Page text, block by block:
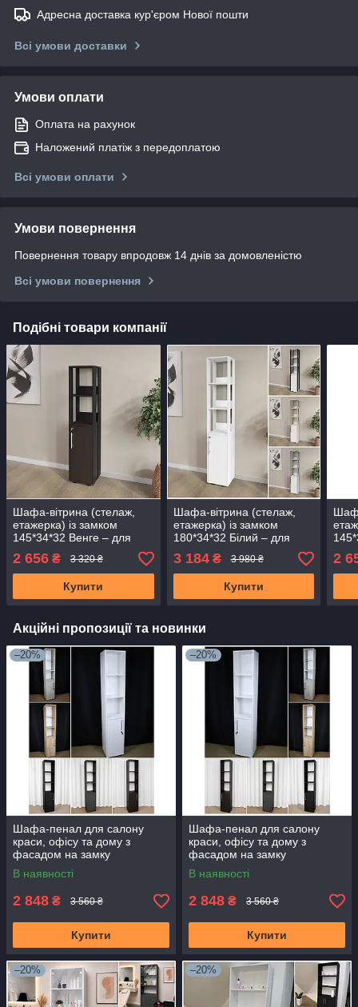
Адресна доставка кур'єром Нової пошти
Всі умови доставки
Умови оплати
Оплата на рахунок
Наложений платіж з передоплатою
Всі умови оплати
Умови повернення
Повернення товару впродовж 14 днів за домовленістю
Всі умови повернення
Подібні товари компанії
Шафа-вітрина (стелаж,
етажерка) із замком
145*34*32 Венге – для
дому, офісу, салону,
лабораторії,ванної
2 656 ₴ 3 320 ₴
Купити
Шафа-вітрина (стелаж,
етажерка) із замком
180*34*32 Білий – для
дому, офісу, салону,
лабораторії, ванної
3 184₴ 3 980 ₴
Купити
для
2
Акційні пропозиції та новинки
–20%
Шафа-пенал для салону
краси, офісу та дому з
фасадом на замку
(лівостороння) Білий
В наявності
2 848 ₴ 3 560 ₴
Купити
–20%
Шафа-пенал для салону
краси, офісу та дому з
фасадом на замку
(правостороння)
В наявності
2 848 ₴ 3 560 ₴
Купити
–20% –20%